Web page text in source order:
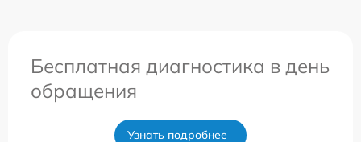
Бесплатная диагностика в день
обращения
Узнать подробнее